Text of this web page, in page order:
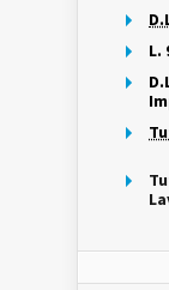
L.